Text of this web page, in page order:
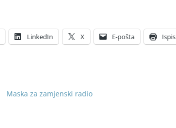
LinkedIn X E-pošta Ispis
Maska za zamjenski radio